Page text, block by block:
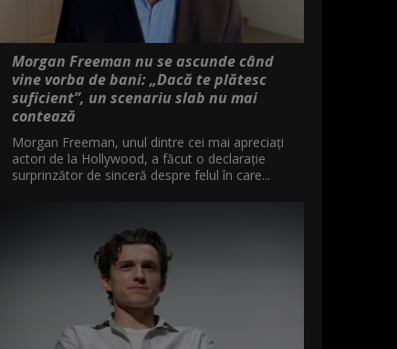
Morgan Freeman nu se ascunde când
vine vorba de bani: „Dacă te plătesc
suficient”, un scenariu slab nu mai
contează
Morgan Freeman, unul dintre cei mai apreciați
actori de la Hollywood, a făcut o declarație
surprinzător de sinceră despre felul în care...